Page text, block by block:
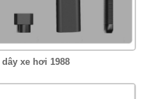
xe hơi 1988